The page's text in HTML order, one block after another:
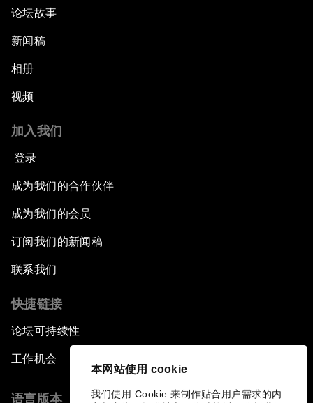
本网站使用 cookie
我们使用 Cookie 来制作贴合用户需求的内
论坛故事
新闻稿
相册
视频
加入我们
登录
成为我们的合作伙伴
成为我们的会员
订阅我们的新闻稿
联系我们
快捷链接
论坛可持续性
工作机会
语言版本